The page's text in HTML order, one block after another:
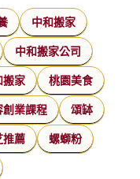
中和搬家
中和搬家公司
搬家 桃園美食
創業課程 頌缽
推薦 螺螄粉